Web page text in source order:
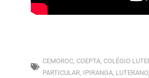
CEMOROC COEPTA COLÉGIO
PARTICULAR IPIRANGA LUTERANO